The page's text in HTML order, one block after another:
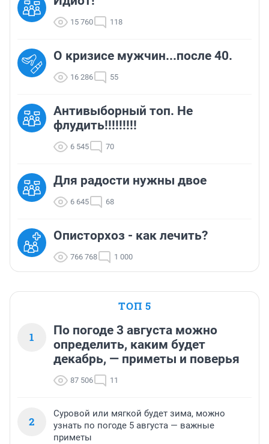
15 760 118
О кризисе мужчин...после 40.
16 286 55
Антивыборный топ. Не
флудить!!!!!!!!!
6 545 70
Для радости нужны двое
6 645 68
Описторхоз - как лечить?
766 768 1 000
ТОП 5
1
По погоде 3 августа можно
определить, каким будет
декабрь, — приметы и поверья
87 506 11
2
Суровой или мягкой будет зима, можно
узнать по погоде 5 августа — важные
приметы